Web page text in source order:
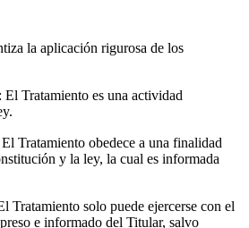
la aplicación rigurosa de los
Tratamiento es una actividad
Tratamiento obedece a una finalidad
y la ley, la cual es informada
solo puede ejercerse con el
e informado del Titular, salvo